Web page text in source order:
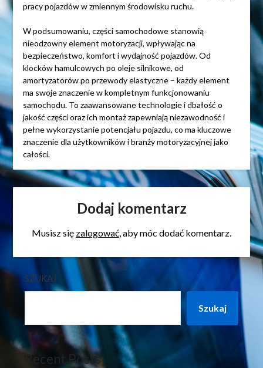
pracy pojazdów w zmiennym środowisku ruchu.
W podsumowaniu, części samochodowe stanowią
nieodzowny element motoryzacji, wpływając na
bezpieczeństwo, komfort i wydajność pojazdów. Od
klocków hamulcowych po oleje silnikowe, od
amortyzatorów po przewody elastyczne – każdy element
ma swoje znaczenie w kompletnym funkcjonowaniu
samochodu. To zaawansowane technologie i dbałość o
jakość części oraz ich montaż zapewniają niezawodność i
pełne wykorzystanie potencjału pojazdu, co ma kluczowe
znaczenie dla użytkowników i branży motoryzacyjnej jako
całości.
Dodaj komentarz
Musisz się zalogować, aby móc dodać komentarz.
SZUKAJ
Szukaj
Recent Posts